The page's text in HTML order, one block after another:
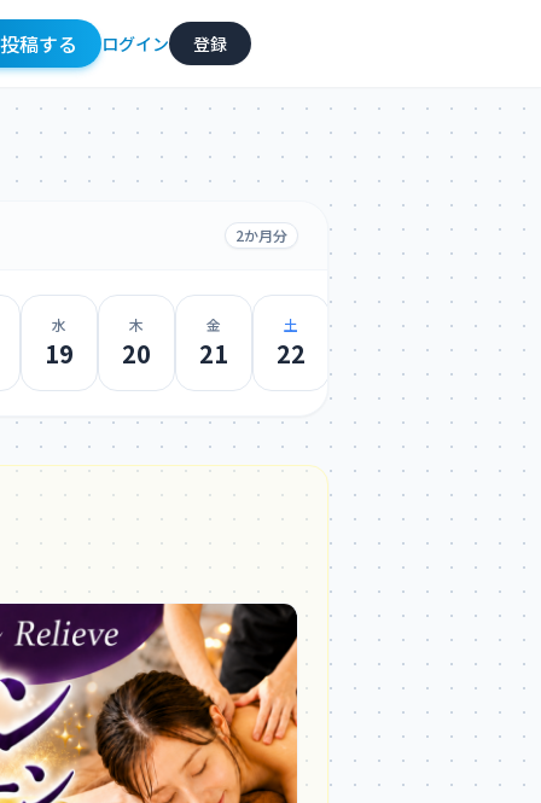
投稿する ログイン 登録
2か月分
水
19
木
20
金
21
土
22 23
月
24
火
25